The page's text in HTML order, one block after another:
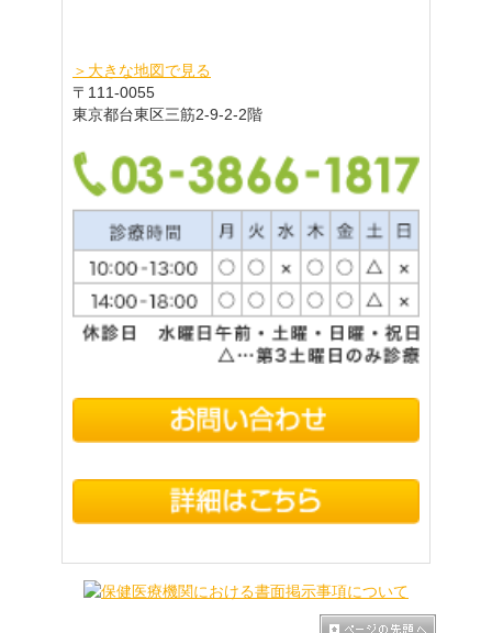
＞大きな地図で見る
〒111-0055
東京都台東区三筋2-9-2-2階